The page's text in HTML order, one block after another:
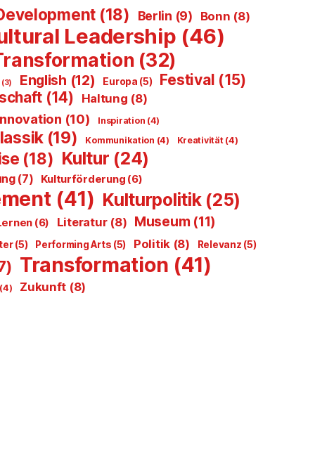
(18) Berlin (9) Bonn (8)
Leadership (46)
(32)
(3) English (12) Europa (5) Festival (15)
(14) Haltung (8)
(10) Inspiration (4)
(19) Kommunikation (4) Kreativität(4)
(18) Kultur (24)
(7) Kulturförderung (6)
(41) Kulturpolitik(25)
(6) Literatur(8) Museum (11)
(5) Performing Arts (5) Politik (8) Relevanz (5)
Transformation (41)
Zukunft (8)